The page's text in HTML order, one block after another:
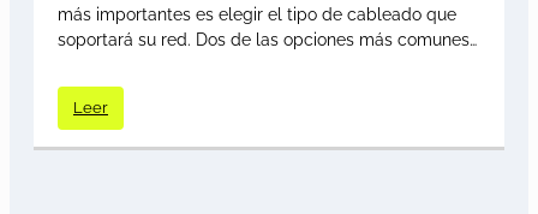
más importantes es elegir el tipo de cableado que
soportará su red. Dos de las opciones más comunes…
Leer